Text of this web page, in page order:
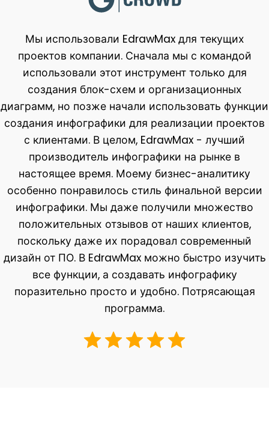
Мы использовали EdrawMax для текущих
проектов компании. Сначала мы с командой
использовали этот инструмент только для
создания блок-схем и организационных
диаграмм, но позже начали использовать функции
создания инфографики для реализации проектов
с клиентами. В целом, EdrawMax - лучший
производитель инфографики на рынке в
настоящее время. Моему бизнес-аналитику
особенно понравилось стиль финальной версии
инфографики. Мы даже получили множество
положительных отзывов от наших клиентов,
поскольку даже их порадовал современный
дизайн от ПО. В EdrawMax можно быстро изучить
все функции, а создавать инфографику
поразительно просто и удобно. Потрясающая
программа.